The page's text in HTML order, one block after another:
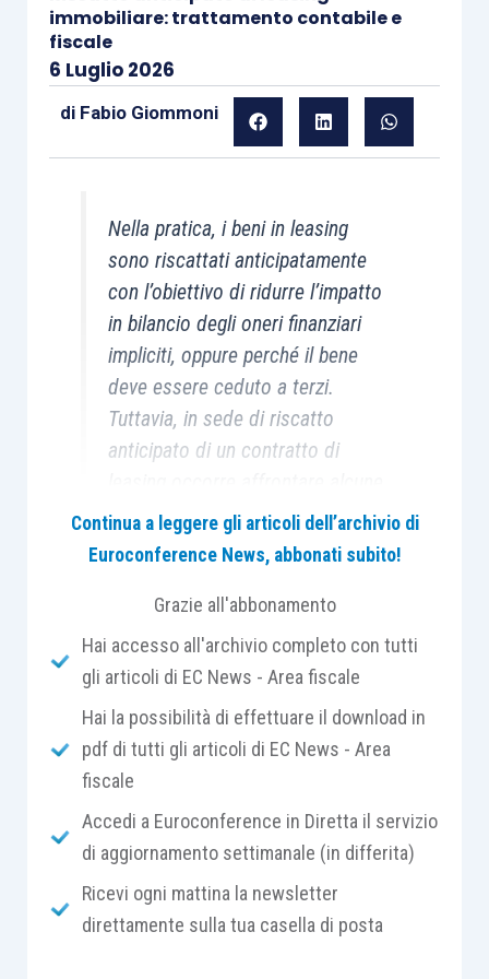
immobiliare: trattamento contabile e
fiscale
6 Luglio 2026
di Fabio Giommoni
Nella pratica, i beni in leasing
sono riscattati anticipatamente
con l’obiettivo di ridurre l’impatto
in bilancio degli oneri finanziari
impliciti, oppure perché il bene
deve essere ceduto a terzi.
Tuttavia, in sede di riscatto
anticipato di un contratto di
problematiche sia di natura
contabile (nell’ambito dei Principi
fiscale.
Ancora più complesso è il caso
del riscatto di un leasing
immobiliare, in quanto impone di
affrontare anche il tema dello
scorporo del valore del terreno
Il riscatto anticipato del contratto di leasing e
Continua a leggere gli articoli dell’archivio di
Euroconference News, abbonati subito!
Grazie all'abbonamento
Hai accesso all'archivio completo con tutti
gli articoli di EC News - Area fiscale
Hai la possibilità di effettuare il download in
pdf di tutti gli articoli di EC News - Area
fiscale
Accedi a Euroconference in Diretta il servizio
di aggiornamento settimanale (in differita)
Ricevi ogni mattina la newsletter
direttamente sulla tua casella di posta